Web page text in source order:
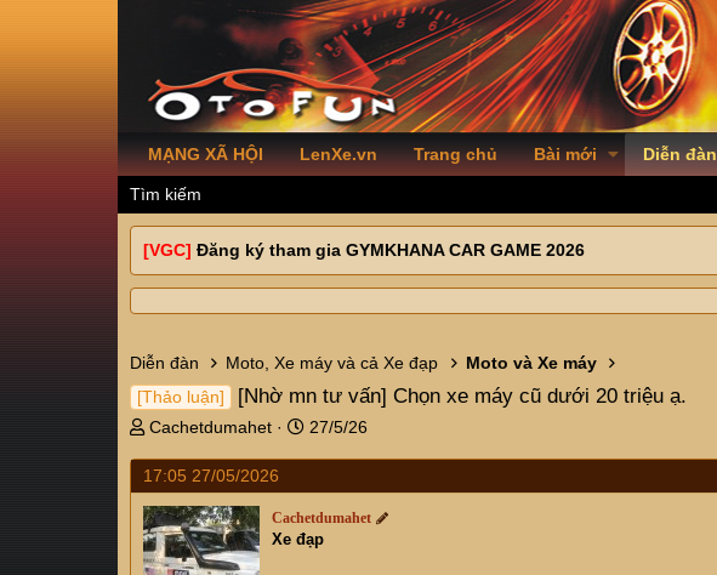
MẠNG XÃ HỘI LenXe.vn Trang chủ Bài mới Diễn đàn
Tìm kiếm
[VGC] Đăng ký tham gia GYMKHANA CAR GAME 2026
Diễn đàn Moto, Xe máy và cả Xe đạp Moto và Xe máy
[Thảo luận] [Nhờ mn tư vấn] Chọn xe máy cũ dưới 20 triệu ạ.
T
r
e
a
d
s
Cachetdumahet
N
y
g
ử
27/5/26
17:05 27/05/2026
Cachetdumahet
Xe đạp